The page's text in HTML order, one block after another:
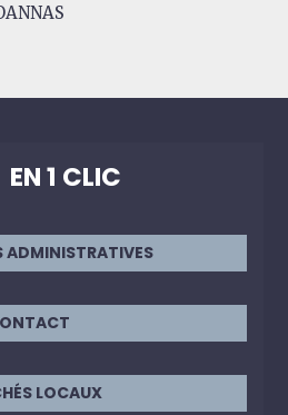
EN 1 CLIC
ADMINISTRATIVES
LOCAUX